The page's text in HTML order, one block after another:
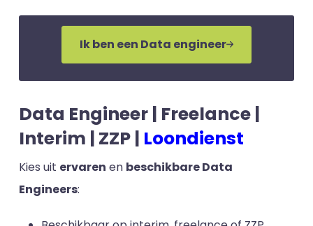
Ik ben een Data engineer
Data Engineer | Freelance |
Interim | ZZP | Loondienst
Kies uit ervaren en beschikbare Data
Engineers: